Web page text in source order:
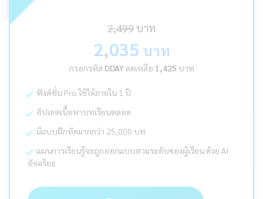
2,499 บาท
2,035 บาท
กรอกรหัส DDAYลดเหลือ 1,425 บาท
ฟังค์ชั่น Pro ใช้ได้ภายใน 1 ปี
อัปเดตเนื้อหาบทเรียนตลอด
มีแบบฝึกหัดมากกว่า 25,000 บท
แผนการเรียนรู้จะถูกออกแบบตามระดับของผู้เรียน ด้วย AI
อัจฉริยะ